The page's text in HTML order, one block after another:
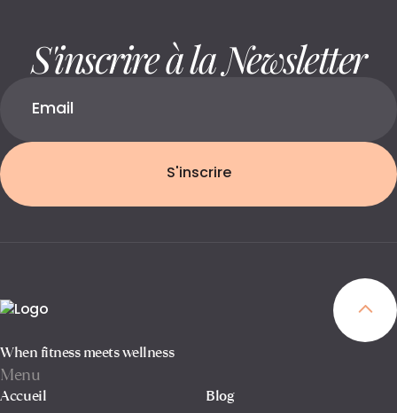
S'inscrire à la Newsletter
S'inscrire
When fitness meets wellness
Menu
Accueil Blog